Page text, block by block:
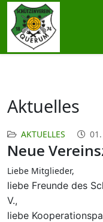
Aktuelles
AKTUELLES
Neue
Liebe Mitglieder,
liebe Freunde des
V.,
liebe